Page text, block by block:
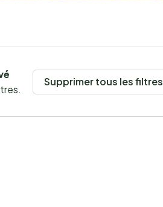
Supprimer tous les filtres